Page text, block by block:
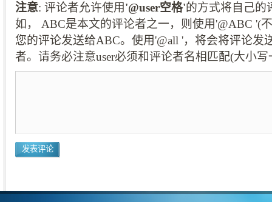
注意: 评论者允许使用'@user空格'的方式将自己的
如， ABC是本文的评论者之一，则使用'@ABC '(
您的评论发送给ABC。使用'@all '，将会将评论发
者。请务必注意user必须和评论者名相匹配(大小写